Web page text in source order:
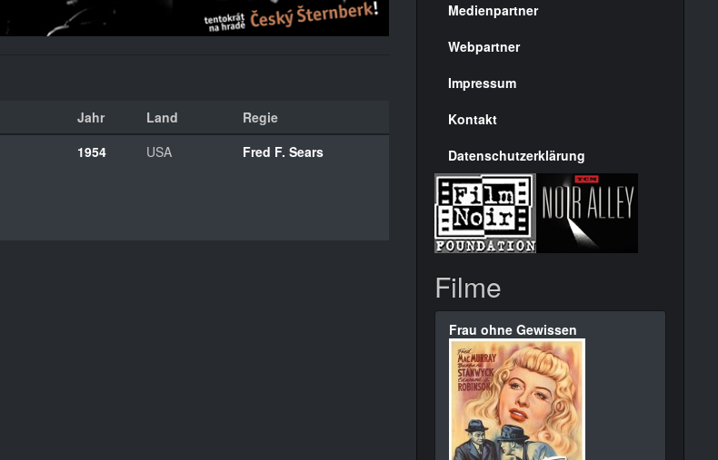
Jahr Land Regie
1954 USA Fred F. Sears
Menülinks
rechte
Seite
Medienpartner
Webpartner
Impressum
Kontakt
Datenschutzerklärung
Filme
Frau ohne Gewissen